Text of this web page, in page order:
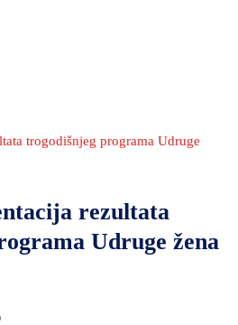
trogodišnjeg programa Udruge
rezultata
Udruge žena